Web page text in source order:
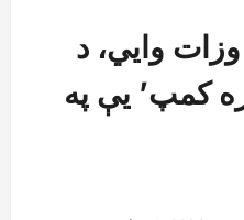
وايي، د
کمپ’ یې په